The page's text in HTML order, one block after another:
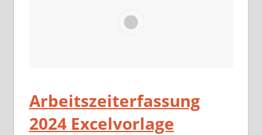
Arbeitszeiterfassung
2024 Excelvorlage